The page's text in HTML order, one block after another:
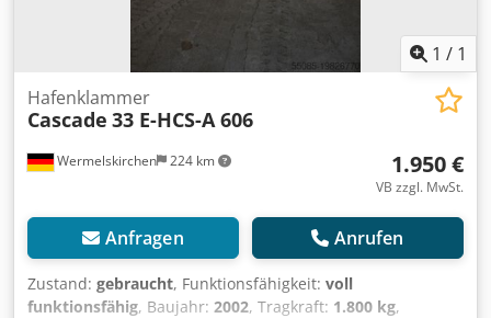
1 / 1
Wermelskirchen 224 km
Hafenklammer
Cascade 33 E-HCS-A 606
1.950 €
VB zzgl. MwSt.
Anfragen Anrufen
Zustand: gebraucht, Funktionsfähigkeit: voll
funktionsfähig, Baujahr: 2002, Tragkraft: 1.800 kg,